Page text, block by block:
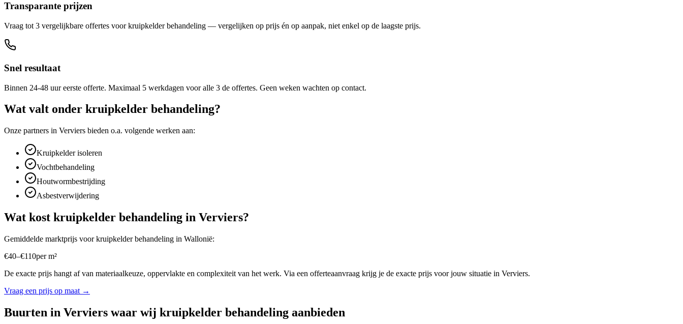
Transparante prijzen
Vraag tot 3 vergelijkbare offertes voor kruipkelder behandeling — vergelijken op prijs én op aanpak, niet enkel op de laagste prijs.
Snel resultaat
Binnen 24-48 uur eerste offerte. Maximaal 5 werkdagen voor alle 3 de offertes. Geen weken wachten op contact.
Wat valt onder kruipkelder behandeling?
Onze partners in Verviers bieden o.a. volgende werken aan:
Kruipkelder isoleren
Vochtbehandeling
Houtwormbestrijding
Asbestverwijdering
Wat kost kruipkelder behandeling in Verviers?
Gemiddelde marktprijs voorkruipkelder behandeling in Wallonië:
€40–€110perm²
De exacte prijs hangt af van materiaalkeuze, oppervlakte en complexiteit van het werk. Via een offerteaanvraag krijg je de exacte prijs voor jouw situatie in Verviers.
Vraag een prijs op maat →
Buurten in Verviers waar wij kruipkelder behandeling aanbieden